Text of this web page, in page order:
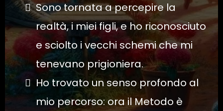
Sono tornata a percepire la
realtà, i miei figli, e ho riconosciuto
e sciolto i vecchi schemi che mi
tenevano prigioniera.
Ho trovato un senso profondo al
mio percorso: ora il Metodo è